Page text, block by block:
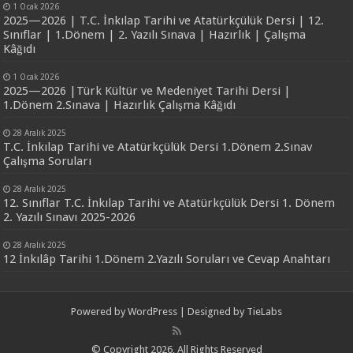
1 Ocak 2026
2025—2026 | T.C. İnkılap Tarihi ve Atatürkçülük Dersi | 12.
Sınıflar | 1.Dönem | 2. Yazılı Sınava | Hazırlık | Çalışma
Kâğıdı
1 Ocak 2026
2025—2026 |Türk Kültür ve Medeniyet Tarihi Dersi |
1.Dönem 2.Sınava | Hazırlık Çalışma Kâğıdı
28 Aralık 2025
T.C. İnkılap Tarihi ve Atatürkçülük Dersi 1.Dönem 2.Sınav
Çalışma Soruları
28 Aralık 2025
12. Sınıflar T.C. İnkılap Tarihi ve Atatürkçülük Dersi 1. Dönem
2. Yazılı Sınavı 2025-2026
28 Aralık 2025
12 İnkılâp Tarihi 1.Dönem 2.Yazılı Soruları ve Cevap Anahtarı
Powered by WordPress | Designed by TieLabs
© Copyright 2026, All Rights Reserved